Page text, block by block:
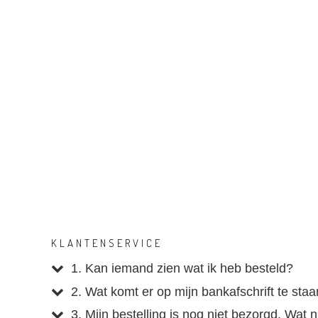
KLANTENSERVICE
1. Kan iemand zien wat ik heb besteld?
2. Wat komt er op mijn bankafschrift te
3. Mijn bestelling is nog niet bezorgd. Wat